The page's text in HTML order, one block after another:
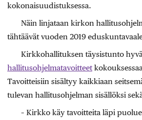
kokonaisuudistuksessa.
Näin linjataan kirkon
tähtäävät vuoden 2019
Kirkkohallituksen täysistunto
hallitusohjelmatavoitteet
Tavoitteisiin sisältyy kaikkiaan
tulevan hallitusohjelman sisällöksi
– Kirkko käy tavoitteita läpi